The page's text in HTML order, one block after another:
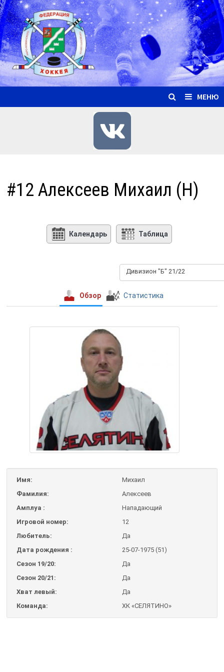
Перейти
к
содержимому
МЕНЮ
#12 Алексеев Михаил (Н)
Календарь Таблица
Дивизион "Б" 21/22
Обзор Статистика
Имя:
Михаил
Фамилия:
Алексеев
Амплуа :
Нападающий
Игровой номер:
12
Любитель:
Да
Дата рождения :
25-07-1975 (51)
Сезон 19/20:
Да
Сезон 20/21:
Да
Хват левый:
Да
Команда:
ХК «СЕЛЯТИНО»